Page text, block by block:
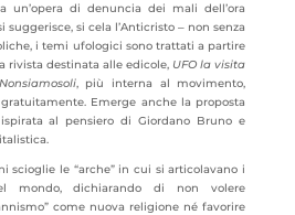
un’opera di denuncia dei mali dell’ora
suggerisce, si cela l’Anticristo ‒ non senza
i temi ufologici sono trattati a partire
rivista destinata alle edicole, UFO la visita
Nonsiamosoli, più interna al movimento,
Emerge anche la proposta
al pensiero di Giordano Bruno e
scioglie le “arche” in cui si articolavano i
mondo, dichiarando di non volere
come nuova religione né favorire